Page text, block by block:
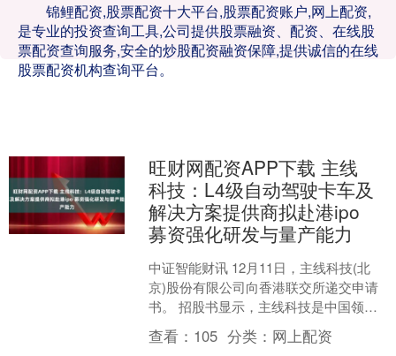
锦鲤配资,股票配资十大平台,股票配资账户,网上配资,
是专业的投资查询工具,公司提供股票融资、配资、在线股
票配资查询服务,安全的炒股配资融资保障,提供诚信的在线
股票配资机构查询平台。
旺财网配资APP下载 主线
科技：L4级自动驾驶卡车及
解决方案提供商拟赴港ipo
募资强化研发与量产能力
中证智能财讯 12月11日，主线科技(北
京)股份有限公司向香港联交所递交申请
书。 招股书显示，主线科技是中国领先
的L4级自动驾驶卡车及解决方案提供
商。2025年....
查看： 105 分类： 网上配资